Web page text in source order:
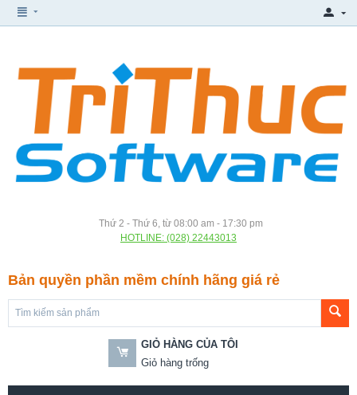
Thứ 2 - Thứ 6, từ 08:00 am - 17:30 pm
HOTLINE: (028) 22443013
Bản quyền phần mềm chính hãng giá rẻ
GIỎ HÀNG CỦA TÔI
Giỏ hàng trống